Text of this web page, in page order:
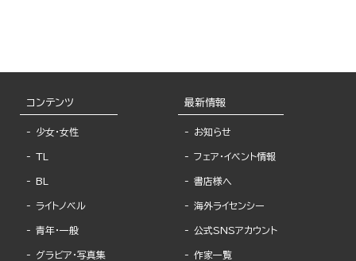
コンテンツ
少女・女性
TL
BL
ライトノベル
青年・一般
グラビア・写真集
最新情報
お知らせ
フェア・イベント情報
書店様へ
海外ライセンシー
公式SNSアカウント
作家一覧